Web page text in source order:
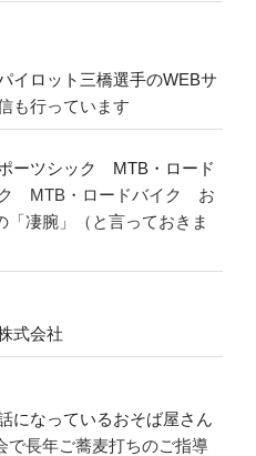
イロット三橋選手のWEBサ
も行っています
ーツシック MTB・ロード
ク MTB・ロードバイク お
凄腕」（と言っておきま
式会社
になっているおそば屋さん
で長年ご蕎麦打ちのご指導